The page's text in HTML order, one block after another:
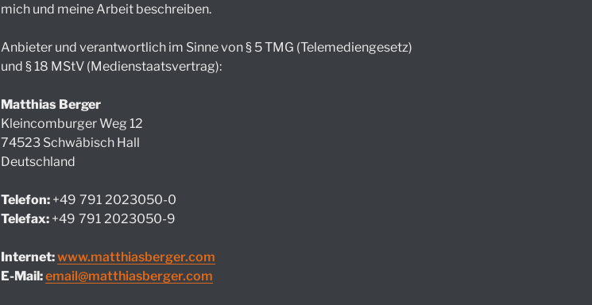
mich und meine Arbeit beschreiben.
Anbieter und verantwortlich im Sinne von § 5 TMG (Telemediengesetz)
und § 18 MStV (Medienstaatsvertrag):
Matthias Berger
Kleincomburger Weg 12
74523 Schwäbisch Hall
Deutschland
Telefon:+49 791 2023050-0
Telefax:+49 791 2023050-9
Internet:www.matthiasberger.com
E-Mail:email@matthiasberger.com